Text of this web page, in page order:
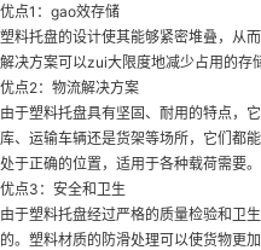
优点1：gao效存储
塑料托盘的设计使其能够紧密堆叠，从
解决方案可以zui大限度地减少占用的存
优点2：物流解决方案
由于塑料托盘具有坚固、耐用的特点，
库、运输车辆还是货架等场所，它们都
处于正确的位置，适用于各种载荷需要。
优点3：安全和卫生
由于塑料托盘经过严格的质量检验和卫
的。塑料材质的防滑处理可以使货物更